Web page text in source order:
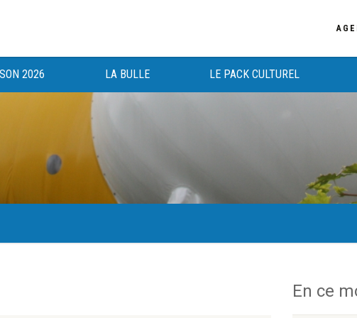
2026 LA BULLE LE PACK CULTUREL
au bénéfice des haut-saônois depuis 1983. En ce